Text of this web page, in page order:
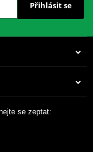
Přihlásit se
se zeptat: